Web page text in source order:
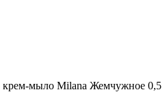
крем-мыло Milana Жемчужное 0,5